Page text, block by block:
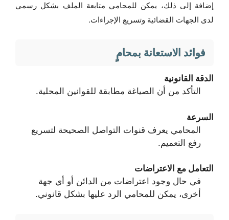
إضافة إلى ذلك، يمكن للمحامي متابعة الملف بشكل رسمي
لدى الجهات القضائية وتسريع الإجراءات.
فوائد الاستعانة بمحامٍ
الدقة القانونية
التأكد من أن الصياغة مطابقة للقوانين المحلية.
السرعة
المحامي يعرف قنوات التواصل الصحيحة لتسريع
رفع التعميم.
التعامل مع الاعتراضات
في حال وجود اعتراضات من الدائن أو أي جهة
أخرى، يمكن للمحامي الرد عليها بشكل قانوني.